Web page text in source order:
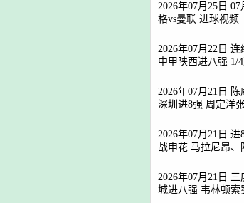
2026年07月25日
格vs曼联 进球视频
2026年07月22日
中甲陕西进八强 1/
2026年07月21日
深圳进8强 周定洋
2026年07月21日
战申花 马拉尼昂
2026年07月21日
城进八强 韦林顿索